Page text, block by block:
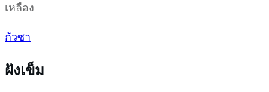
เหลือง
กัวซา
ฝังเข็ม